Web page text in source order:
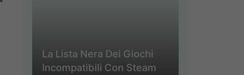
La Lista Nera Dei Giochi
Incompatibili Con Steam